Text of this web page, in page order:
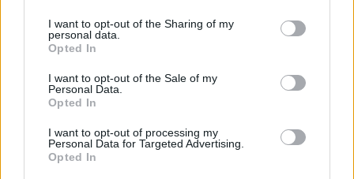
I want to opt-out of the Sharing of my
personal data.
Opted In
I want to opt-out of the Sale of my
Personal Data.
Opted In
I want to opt-out of processing my
Personal Data for Targeted Advertising.
Opted In
6 phrases puissantes pour imposer le respect sans crier
Couple : les surnoms amoureux les plus donnés dans le
monde (et les 5 préférés des Français !)
Variations du 69 : les conseils de notre sexologue pour